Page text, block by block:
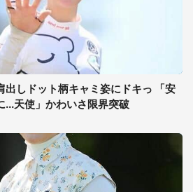
出しドット柄キャミ姿にドキっ 「安
...天使」かわいさ限界突破